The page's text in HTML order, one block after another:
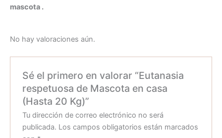
mascota .
No hay valoraciones aún.
Sé el primero en valorar “Eutanasia
respetuosa de Mascota en casa
(Hasta 20 Kg)”
Tu dirección de correo electrónico no será
publicada. Los campos obligatorios están marcados